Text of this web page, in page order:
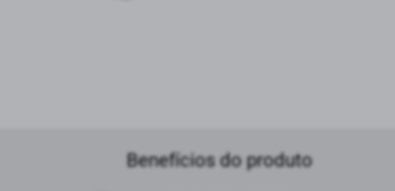
Benefícios do produto